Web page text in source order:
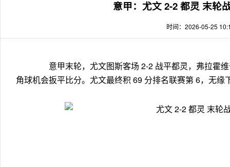
意甲：尤文 2-2 都灵 末轮
时间：2026-05-25
意甲末轮，尤文图斯客场 2-2 战平都灵，弗拉霍
角球机会扳平比分。尤文最终积 69 分排名联赛第 6，无